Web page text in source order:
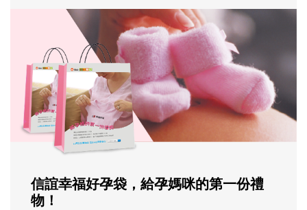
信誼幸福好孕袋，給孕媽咪的第一份禮
物！